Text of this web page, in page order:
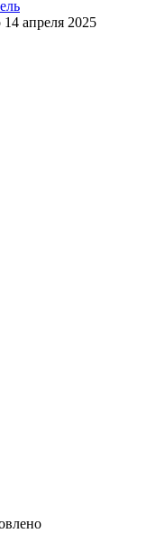
14 апреля 2025